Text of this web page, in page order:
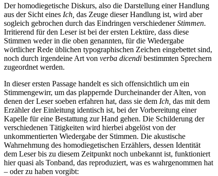
Der homodiegetische Diskurs, also die Darstellung einer Handlung
aus der Sicht eines Ich, das Zeuge dieser Handlung ist, wird aber
sogleich gebrochen durch das Eindringen verschiedenerStimmen.
Irritierend für den Leser ist bei der ersten Lektüre, dass diese
Stimmen weder in die oben genannten, für die Wiedergabe
wörtlicher Rede üblichen typographischen Zeichen eingebettet sind,
noch durch irgendeine Art von verba dicendi bestimmten Sprechern
zugeordnet werden.
In dieser ersten Passage handelt es sich offensichtlich um ein
Stimmengewirr, um das plappernde Durcheinander der Alten, von
denen der Leser soeben erfahren hat, dass sie dem Ich, das mit dem
Erzähler der Einleitung identisch ist, bei der Vorbereitung einer
Kapelle für eine Bestattung zur Hand gehen. Die Schilderung der
verschiedenen Tätigkeiten wird hierbei abgelöst von der
unkommentierten Wiedergabe der Stimmen. Die akustische
Wahrnehmung des homodiegetischen Erzählers, dessen Identität
dem Leser bis zu diesem Zeitpunkt noch unbekannt ist, funktioniert
hier quasi als Tonband, das reproduziert, was es wahrgenommen hat
– oder zu haben vorgibt: